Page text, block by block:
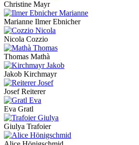
Christine Mayr
Marianne Ilmer Ebnicher
Nicola Cozzio
Thomas Mathà
Jakob Kirchmayr
Josef Reiterer
Eva Gratl
Giulya Trafoier